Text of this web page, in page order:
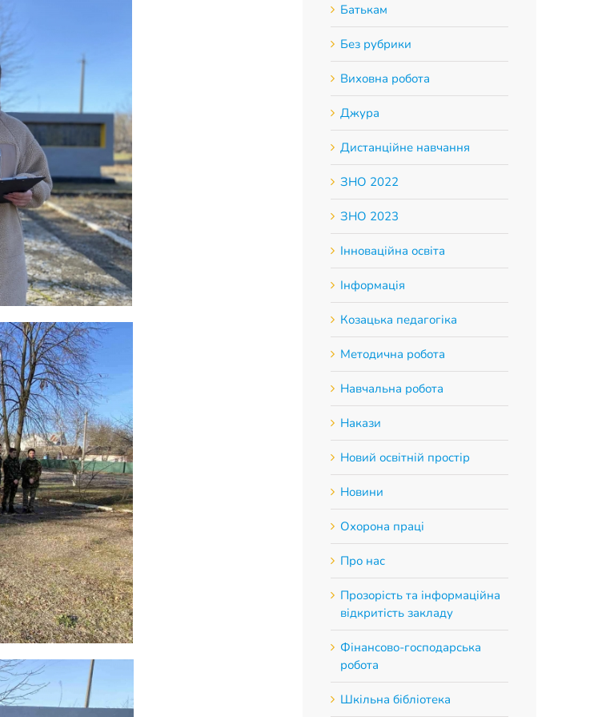
Батькам
Без рубрики
Виховна робота
Джура
Дистанційне навчання
ЗНО 2022
ЗНО 2023
Інноваційна освіта
Інформація
Козацька педагогіка
Методична робота
Навчальна робота
Накази
Новий освітній простір
Новини
Охорона праці
Про нас
Прозорість та інформаційна
відкритість закладу
Фінансово-господарська
робота
Шкільна бібліотека